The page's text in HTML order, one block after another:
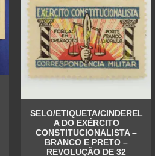
SELO/ETIQUETA/CINDEREL
A DO EXÉRCITO
CONSTITUCIONALISTA –
BRANCO E PRETO –
REVOLUÇÃO DE 32